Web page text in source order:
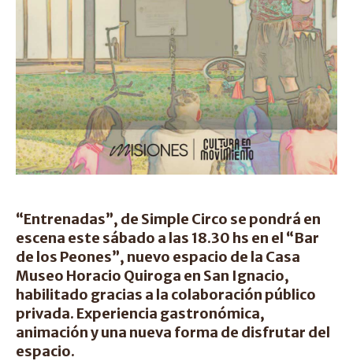
“Entrenadas”, de Simple Circo se pondrá en
escena este sábado a las 18.30 hs en el “Bar
de los Peones”, nuevo espacio de la Casa
Museo Horacio Quiroga en San Ignacio,
habilitado gracias a la colaboración público
privada. Experiencia gastronómica,
animación y una nueva forma de disfrutar del
espacio.